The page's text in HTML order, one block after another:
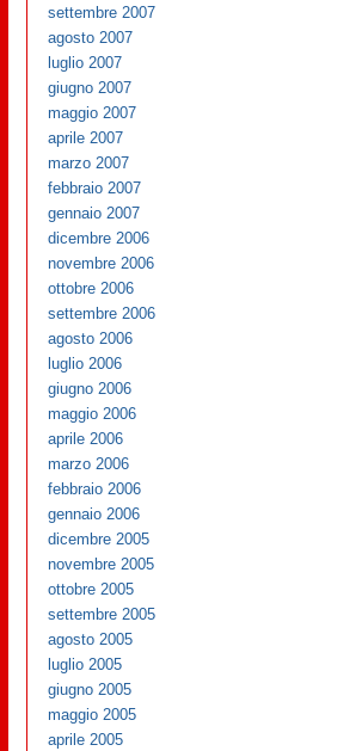
settembre 2007
agosto 2007
luglio 2007
giugno 2007
maggio 2007
aprile 2007
marzo 2007
febbraio 2007
gennaio 2007
dicembre 2006
novembre 2006
ottobre 2006
settembre 2006
agosto 2006
luglio 2006
giugno 2006
maggio 2006
aprile 2006
marzo 2006
febbraio 2006
gennaio 2006
dicembre 2005
novembre 2005
ottobre 2005
settembre 2005
agosto 2005
luglio 2005
giugno 2005
maggio 2005
aprile 2005